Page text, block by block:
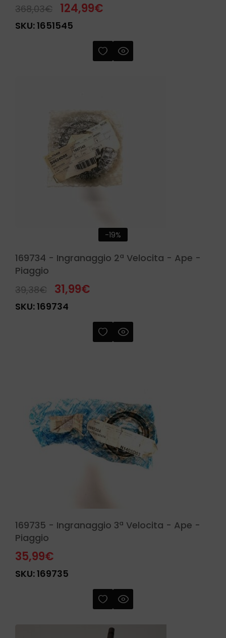
368,03€ 124,99€
SKU:1651545
-19%
169734 - Ingranaggio 2ª Velocita - Ape -
Piaggio
39,38€ 31,99€
SKU:169734
169735 - Ingranaggio 3ª Velocita - Ape -
Piaggio
35,99€
SKU:169735